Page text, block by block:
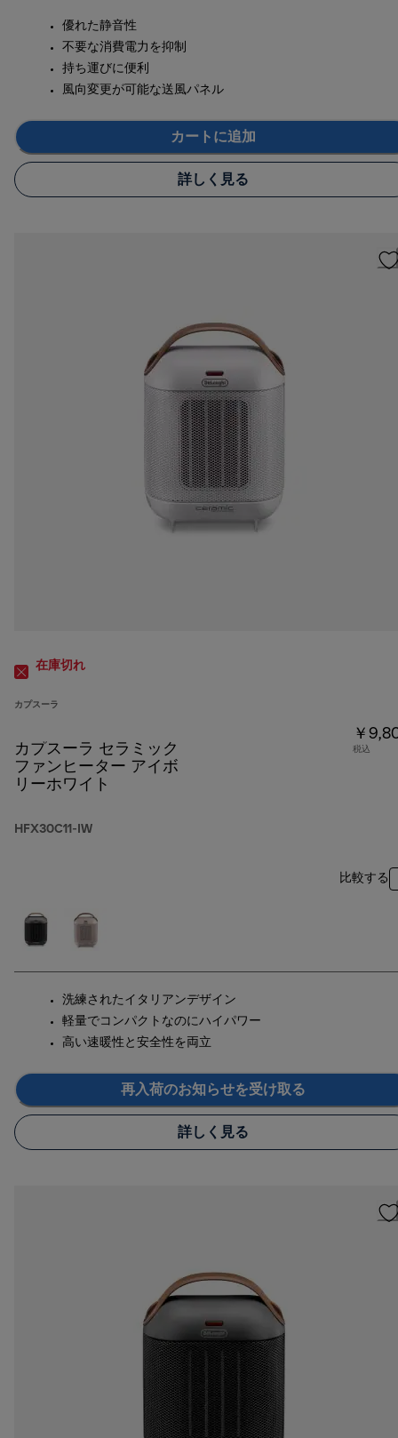
優れた静音性
不要な消費電力を抑制
持ち運びに便利
風向変更が可能な送風パネル
カートに追加
詳しく見る
在庫切れ
カプスーラ
カプスーラ セラミック
ファンヒーター アイボ
リーホワイト
HFX30C11-IW
￥
税込
比較する
洗練されたイタリアンデザイン
軽量でコンパクトなのにハイパワー
高い速暖性と安全性を両立
再入荷のお知らせを受け取る
詳しく見る